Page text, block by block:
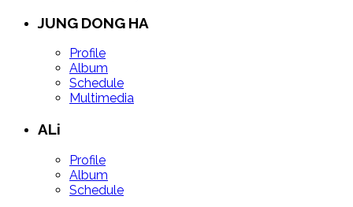
JUNG DONG HA
Profile
Album
Schedule
Multimedia
ALi
Profile
Album
Schedule